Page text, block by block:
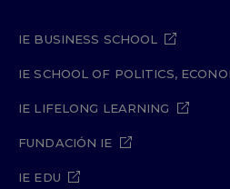
IE BUSINESS SCHOOL
IE SCHOOL OF POLITICS,
IE LIFELONG LEARNING
FUNDACIÓN IE
IE EDU